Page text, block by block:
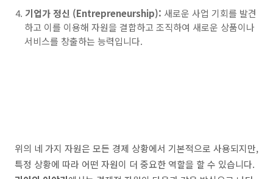
기업가 정신 (Entrepreneurship): 새로운 사업 기회를 발견
하고 이를 이용해 자원을 결합하고 조직하여 새로운 상품이나
서비스를 창출하는 능력입니다.
위의 네 가지 자원은 모든 경제 상황에서 기본적으로 사용되지만,
특정 상황에 따라 어떤 자원이 더 중요한 역할을 할 수 있습니다.